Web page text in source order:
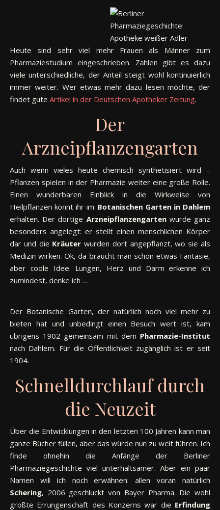
Heute sind sehr viel mehr Frauen als Männer zum
Pharmaziestudium eingeschrieben. Zahlen gibt es dazu
viele unterschiedliche, der Anteil steigt wohl kontinuierlich
immer weiter. Wer etwas mehr dazu lesen möchte, der
findet gute Artikel in der Deutschen Apotheker Zeitung.
Der
Arzneipflanzengarten
Auch wenn vieles heute chemisch synthetisiert wird –
Pflanzen spielen in der Pharmazie weiter eine große Rolle.
Einen wunderbaren Einblick in die Wirkweise von
Heilpflanzen könnt ihr im Botanischen Garten in Dahlem
erhalten. Der dortige Arzneipflanzengartenwurde ganz
besonders angelegt: er stellt einen menschlichen Körper
dar und die Kräuter wurden dort angepflanzt, wo sie als
Medizin wirken. Ok, da braucht man schon etwas Fantasie,
aber coole Idee. Lungen, Herz und Darm erkenne ich
zumindest, denke ich …
Der Botanische Garten, der natürlich noch viel mehr zu
bieten hat und unbedingt einen Besuch wert ist, kam
übrigens 1902 gemeinsam mit dem Pharmazie-Institut
nach Dahlem. Für die Öffentlichkeit zugänglich ist er seit
1904.
Schnelldurchlauf durch
die Neuzeit
Über die Entwicklungen in den letzten 100 Jahren kann man
ganze Bücher füllen, aber das würde nun zu weit führen. Ich
finde ohnehin die Anfänge der Berliner
Pharmaziegeschichte viel unterhaltsamer. Aber ein paar
Namen will ich noch erwähnen: allen voran natürlich
Schering, 2006 geschluckt von Bayer Pharma. Die wohl
größte Errungenschaft des Konzerns war die Erfindung